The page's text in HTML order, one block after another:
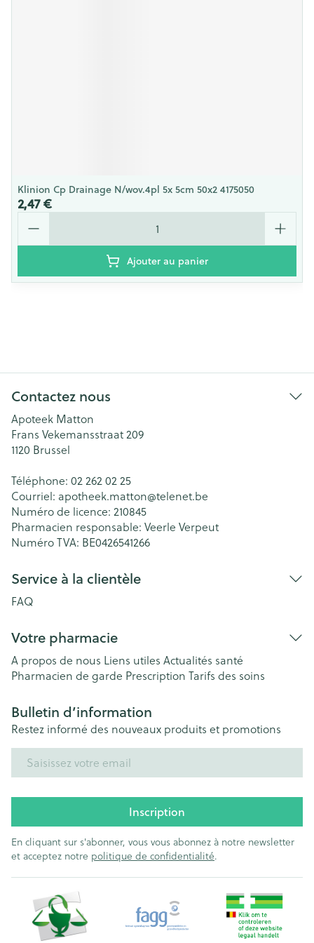
Klinion Cp Drainage N/wov.4pl 5x 5cm 50x2 4175050
2,47 €
Quantité
Ajouter au panier
Contactez nous
Apoteek Matton
Frans Vekemansstraat 209
1120 Brussel
Téléphone: 02 262 02 25
Courriel: apotheek.matton@telenet.be
Numéro de licence: 210845
Pharmacien responsable: Veerle Verpeut
Numéro TVA: BE0426541266
Service à la clientèle
FAQ
Votre pharmacie
A propos de nous Liens utiles Actualités santé
Pharmacien de garde Prescription Tarifs des soins
Bulletin d’information
Restez informé des nouveaux produits et promotions
Inscription
En cliquant sur s'abonner, vous vous abonnez à notre newsletter
et acceptez notre politique de confidentialité.